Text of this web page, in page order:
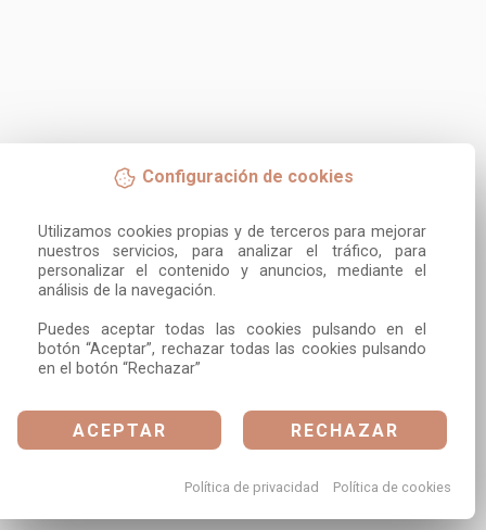
Configuración de cookies
Utilizamos cookies propias y de terceros para mejorar
nuestros servicios, para analizar el tráfico, para
personalizar el contenido y anuncios, mediante el
análisis de la navegación.
Puedes aceptar todas las cookies pulsando en el
botón “Aceptar”, rechazar todas las cookies pulsando
en el botón “Rechazar”
ACEPTAR RECHAZAR
Política de privacidad Política de cookies